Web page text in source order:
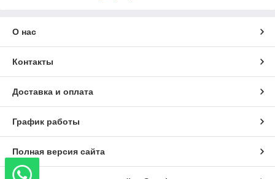
О нас
Контакты
Доставка и оплата
График работы
Полная версия сайта